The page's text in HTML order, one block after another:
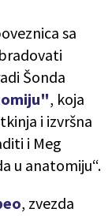
sa
Šonda
, koja
i izvršna
i Meg
u anatomiju“.
, zvezda